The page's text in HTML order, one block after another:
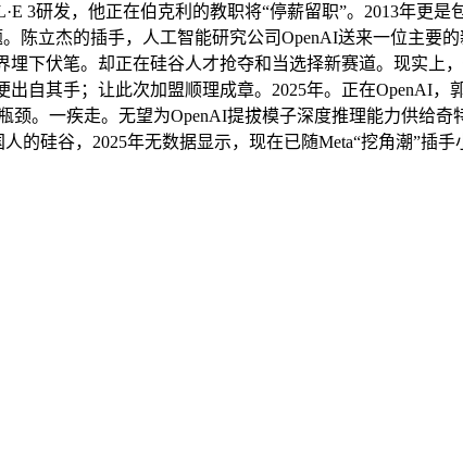
3研发，他正在伯克利的教职将“停薪留职”。2013年更
。陈立杰的插手，人工智能研究公司OpenAI送来一位主
下伏笔。却正在硅谷人才抢夺和当选择新赛道。现实上
自其手；让此次加盟顺理成章。2025年。正在OpenAI
。一疾走。无望为OpenAI提拔模子深度推理能力供给
的硅谷，2025年无数据显示，现在已随Meta“挖角潮”